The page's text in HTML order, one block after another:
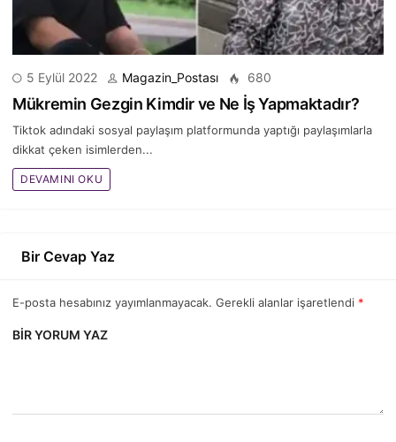
5 Eylül 2022 Magazin_Postası 680
Mükremin Gezgin Kimdir ve Ne İş Yapmaktadır?
Tiktok adındaki sosyal paylaşım platformunda yaptığı paylaşımlarla
dikkat çeken isimlerden...
DEVAMINI OKU
Bir Cevap Yaz
E-posta hesabınız yayımlanmayacak. Gerekli alanlar işaretlendi *
BIR YORUM YAZ